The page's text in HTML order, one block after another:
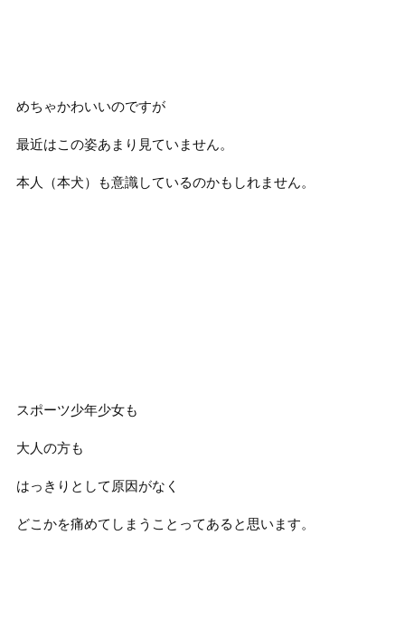
めちゃかわいいのですが
最近はこの姿あまり見ていません。
本人（本犬）も意識しているのかもしれません。
スポーツ少年少女も
大人の方も
はっきりとして原因がなく
どこかを痛めてしまうことってあると思います。